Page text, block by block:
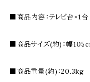
■商品内容：テレビ台×1台
■商品サイズ(約)：幅
■商品重量(約)：20.3kg